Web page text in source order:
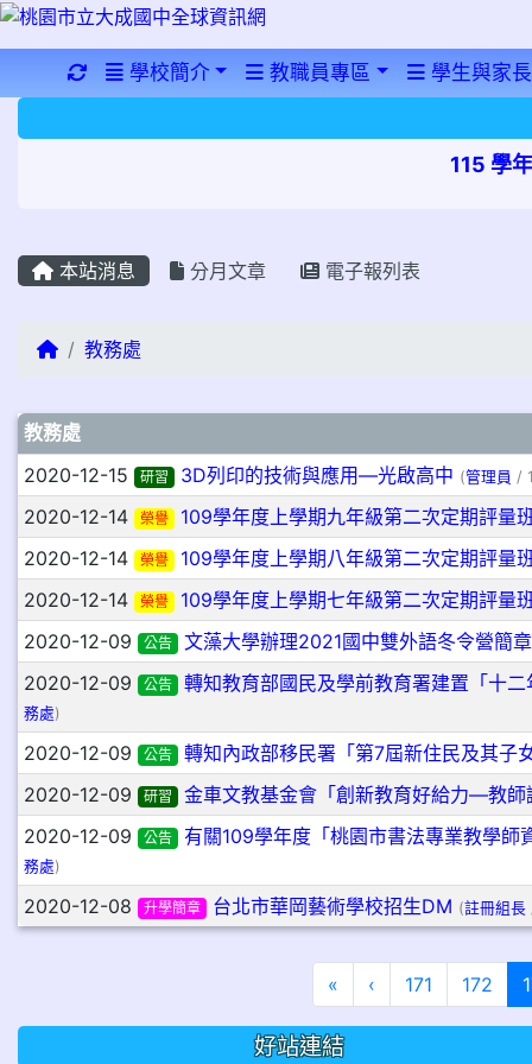
重新取得佈景設定
學校簡介 教職員專區 學生與家
115 學
本站消息 分月文章 電子報列表
回首頁教務處
文章列表
教務處
2020-12-15 研習 3D列印的技術與應用—光啟高中 (管理員 /
2020-12-14 榮譽
109學年度上學期九年級第二次定期評量
2020-12-14
榮譽
109學年度上學期八年級第二次定期評量
2020-12-14
榮譽
109學年度上學期七年級第二次定期評量
2020-12-09
公告
文藻大學辦理2021國中雙外語冬令營簡章
2020-12-09
公告 轉知教育部國民及學前教育署建置「十
務處)
2020-12-09 公告
轉知內政部移民署「第7屆新住民及其子
2020-12-09
研習
金車文教基金會「創新教育好給力—教師
2020-12-09
公告 有關109學年度「桃園市書法專業教學
務處)
2020-12-08 升學簡章 台北市華岡藝術學校招生DM (註冊組長
« 第一頁
‹上一頁
171 172
好站連結